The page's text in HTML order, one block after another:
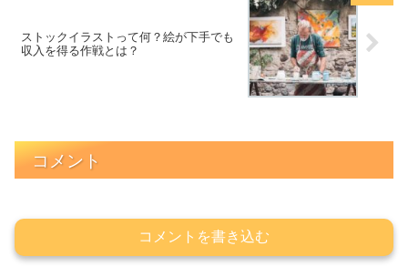
ストックイラストって何？絵が下手でも
収入を得る作戦とは？
コメント
コメントを書き込む